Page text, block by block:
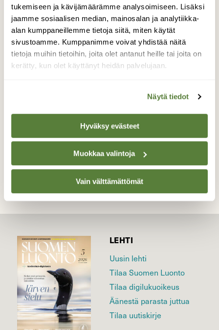
tukemiseen ja kävijämäärämme analysoimiseen. Lisäksi
jaamme sosiaalisen median, mainosalan ja analytiikka-
alan kumppaneillemme tietoja siitä, miten käytät
sivustoamme. Kumppanimme voivat yhdistää näitä
tietoja muihin tietoihin, joita olet antanut heille tai joita on
kerätty, kun olet käyttänyt heidän palvelujaan.
Näytä tiedot
Hyväksy evästeet
Muokkaa valintoja
Vain välttämättömät
Mustarastas
Mustarastas on jo jonkin aikaa laulellut
kevätlauluaan hämärtyvässä illassa, mutta
TAKAISIN LISTAAN
LEHTI
Uusin lehti
Tilaa Suomen Luonto
Tilaa digilukuoikeus
Äänestä parasta juttua
Tilaa uutiskirje